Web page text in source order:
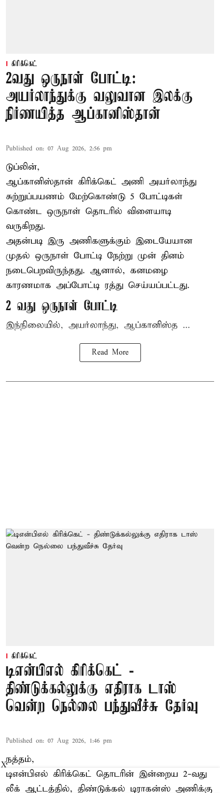
கிரிக்கெட்
2வது ஒருநாள் போட்டி:
அயர்லாந்துக்கு வலுவான இலக்கு
நிர்ணயித்த ஆப்கானிஸ்தான்
Published on: 07 Aug 2026, 2:56 pm
டுப்லின்,
ஆப்கானிஸ்தான் கிரிக்கெட் அணி அயர்லாந்து
சுற்றுப்பயணம் மேற்கொண்டு 5 போட்டிகள்
கொண்ட ஒருநாள் தொடரில் விளையாடி
வருகிறது.
அதன்படி இரு அணிகளுக்கும் இடையேயான
முதல் ஒருநாள் போட்டி நேற்று முன் தினம்
நடைபெறவிருந்தது. ஆனால், கனமழை
காரணமாக அப்போட்டி ரத்து செய்யப்பட்டது.
2 வது ஒருநாள் போட்டி
இந்நிலையில், அயர்லாந்து, ஆப்கானிஸ்த ...
Read More
கிரிக்கெட்
டிஎன்பிஎல் கிரிக்கெட் -
திண்டுக்கல்லுக்கு எதிராக டாஸ்
வென்ற நெல்லை பந்துவீச்சு தேர்வு
Published on: 07 Aug 2026, 1:46 pm
நத்தம்,
டிஎன்பிஎல் கிரிக்கெட் தொடரின் இன்றைய 2-வது
லீக் ஆட்டத்தில், திண்டுக்கல் டிராகன்ஸ் அணிக்கு
X